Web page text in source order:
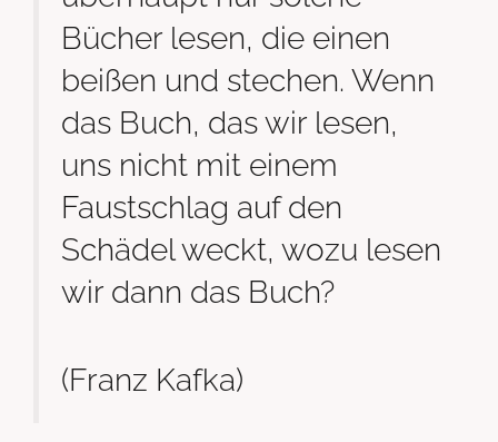
Bücher lesen, die einen
beißen und stechen. Wenn
das Buch, das wir lesen,
uns nicht mit einem
Faustschlag auf den
Schädel weckt, wozu lesen
wir dann das Buch?
(Franz Kafka)